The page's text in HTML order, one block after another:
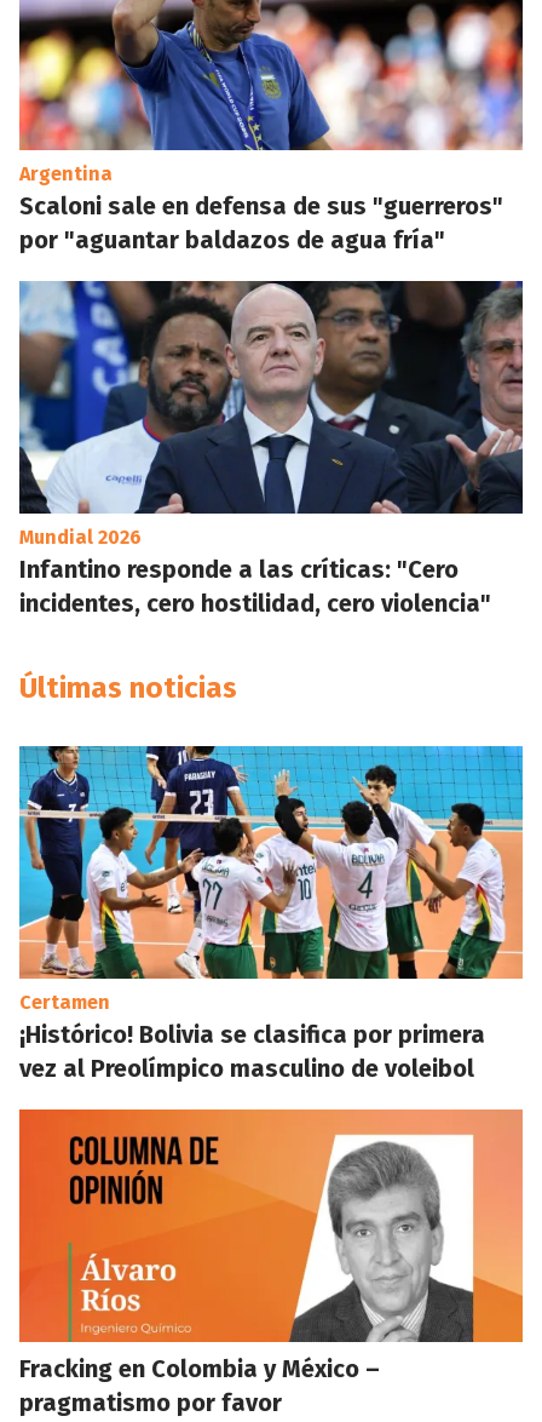
Argentina
Scaloni sale en defensa de sus "guerreros"
por "aguantar baldazos de agua fría"
Mundial 2026
Infantino responde a las críticas: "Cero
incidentes, cero hostilidad, cero violencia"
Últimas noticias
Certamen
¡Histórico! Bolivia se clasifica por primera
vez al Preolímpico masculino de voleibol
Fracking en Colombia y México –
pragmatismo por favor